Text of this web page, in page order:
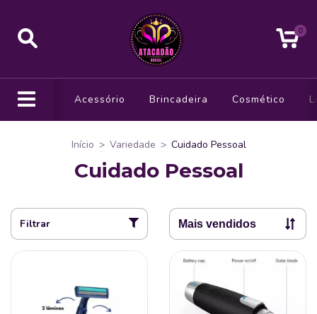
0
Acessório Brincadeira Cosmético
Início > Variedade > Cuidado Pessoal
Cuidado Pessoal
Filtrar